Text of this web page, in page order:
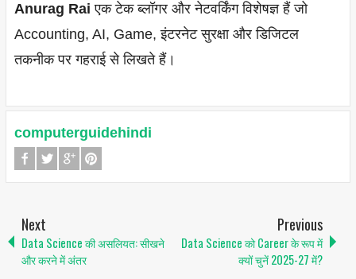
Anurag Rai एक टेक ब्लॉगर और नेटवर्किंग विशेषज्ञ हैं जो
Accounting, AI, Game, इंटरनेट सुरक्षा और डिजिटल
तकनीक पर गहराई से लिखते हैं।
computerguidehindi
Next
Data Science की असलियत: सीखने
और करने में अंतर
Previous
Data Science को Career के रूप में
क्यों चुनें 2025-27 में?